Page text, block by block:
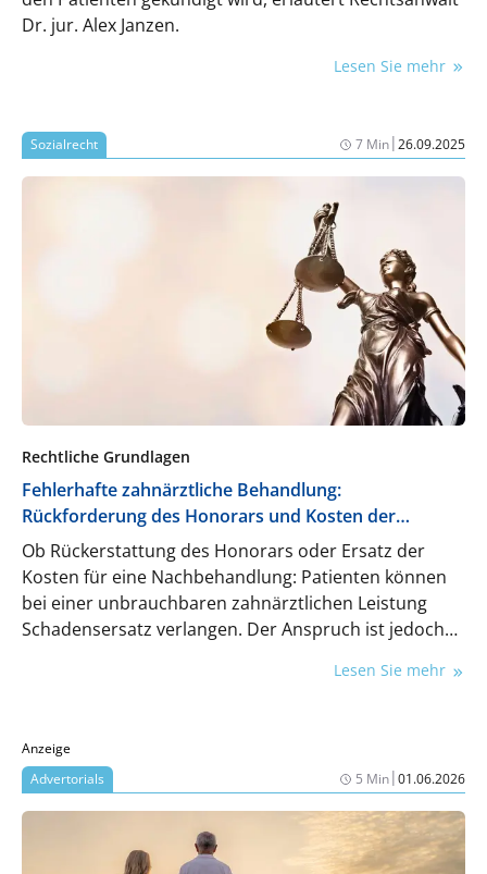
Dr. jur. Alex Janzen.
Lesen Sie mehr
Sozialrecht 7 Min|26.09.2025
Rechtliche Grundlagen
Fehlerhafte zahnärztliche Behandlung:
Rückforderung des Honorars und Kosten der
Neuanfertigung
Ob Rückerstattung des Honorars oder Ersatz der
Kosten für eine Nachbehandlung: Patienten können
bei einer unbrauchbaren zahnärztlichen Leistung
Schadensersatz verlangen. Der Anspruch ist jedoch
ausgeschlossen, und häufig greifen komplexe
Janzen gibt einen Überblick über die wichtigsten
rechtlichen Fallstricke.
Lesen Sie mehr
Anzeige
Advertorials
5 Min|01.06.2026